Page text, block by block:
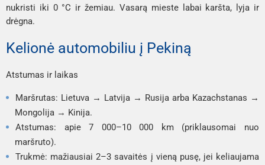
nukristi iki 0 °C ir žemiau. Vasarą mieste labai karšta, lyja ir
drėgna.
Kelionė automobiliu į Pekiną
Atstumas ir laikas
Maršrutas: Lietuva → Latvija → Rusija arba Kazachstanas →
Mongolija → Kinija.
Atstumas: apie 7 000–10 000 km (priklausomai nuo
maršruto).
Trukmė: mažiausiai 2–3 savaitės į vieną pusę, jei keliaujama